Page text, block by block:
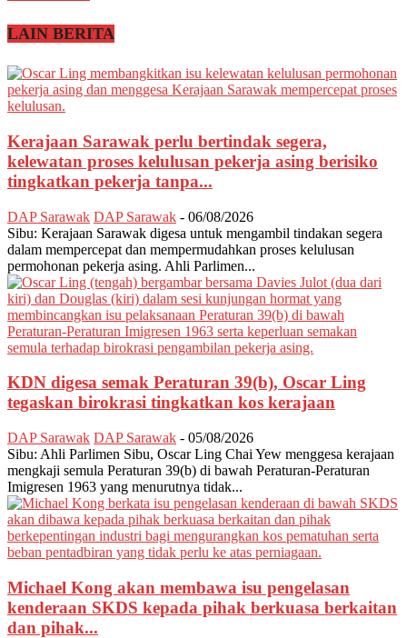
LAIN BERITA
Kerajaan Sarawak perlu bertindak segera,
kelewatan proses kelulusan pekerja asing berisiko
tingkatkan pekerja tanpa...
DAP Sarawak DAP Sarawak - 06/08/2026
Sibu: Kerajaan Sarawak digesa untuk mengambil tindakan segera
dalam mempercepat dan mempermudahkan proses kelulusan
permohonan pekerja asing. Ahli Parlimen...
KDN digesa semak Peraturan 39(b), Oscar Ling
tegaskan birokrasi tingkatkan kos kerajaan
DAP Sarawak DAP Sarawak - 05/08/2026
Sibu: Ahli Parlimen Sibu, Oscar Ling Chai Yew menggesa kerajaan
mengkaji semula Peraturan 39(b) di bawah Peraturan-Peraturan
Imigresen 1963 yang menurutnya tidak...
Michael Kong akan membawa isu pengelasan
kenderaan SKDS kepada pihak berkuasa berkaitan
dan pihak...